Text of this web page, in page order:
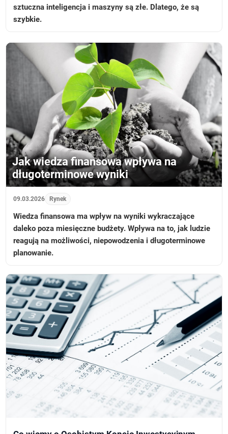
sztuczna inteligencja i maszyny są złe. Dlatego, że są
szybkie.
Jak wiedza finansowa wpływa na
długoterminowe wyniki
09.03.2026 Rynek
Wiedza finansowa ma wpływ na wyniki wykraczające
daleko poza miesięczne budżety. Wpływa na to, jak ludzie
reagują na możliwości, niepowodzenia i długoterminowe
planowanie.